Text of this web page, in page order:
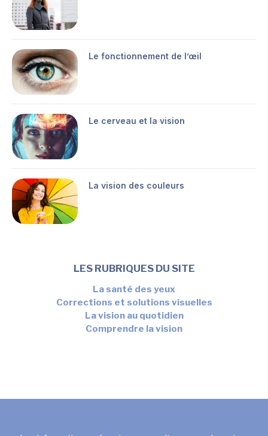
Le fonctionnement de l’œil
Le cerveau et la vision
La vision des couleurs
LES RUBRIQUES DU SITE
La santé des yeux
Corrections et solutions visuelles
La vision au quotidien
Comprendre la vision